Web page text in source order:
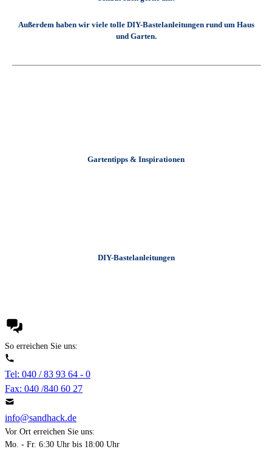
Außerdem haben wir viele tolle DIY-Bastelanleitungen rund um Haus
und Garten.
Gartentipps & Inspirationen
DIY-Bastelanleitungen
So erreichen Sie uns:
Tel: 040 / 83 93 64 - 0
Fax: 040 /840 60 27
info@sandhack.de
Vor Ort erreichen Sie uns:
Mo. - Fr. 6:30 Uhr bis 18:00 Uhr